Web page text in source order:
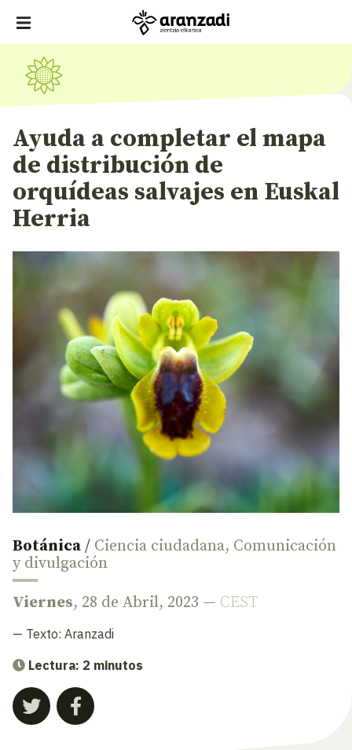
Ayuda a completar el mapa
de distribución de
orquídeas salvajes en Euskal
Herria
Botánica / Ciencia ciudadana, Comunicación
y divulgación
Viernes, 28 de Abril, 2023 — CEST
— Texto: Aranzadi
Lectura: 2 minutos